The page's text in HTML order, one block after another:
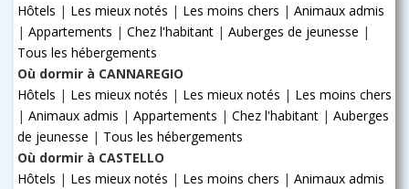
Hôtels | Les mieux notés | Les moins chers | Animaux admis
| Appartements | Chez l'habitant | Auberges de jeunesse |
Tous les hébergements
Où dormir à CANNAREGIO
Hôtels | Les mieux notés | Les mieux notés | Les moins chers
| Animaux admis | Appartements | Chez l'habitant | Auberges
de jeunesse | Tous les hébergements
Où dormir à CASTELLO
Hôtels | Les mieux notés | Les moins chers | Animaux admis